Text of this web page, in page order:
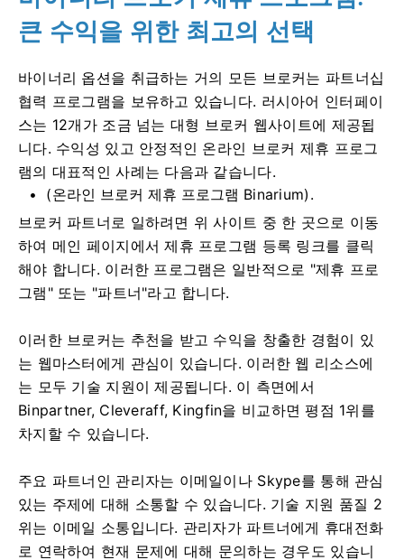
큰 수익을 위한 최고의 선택
바이너리 옵션을 취급하는 거의 모든 브로커는 파트너십
협력 프로그램을 보유하고 있습니다. 러시아어 인터페이
스는 12개가 조금 넘는 대형 브로커 웹사이트에 제공됩
니다. 수익성 있고 안정적인 온라인 브로커 제휴 프로그
램의 대표적인 사례는 다음과 같습니다.
(온라인 브로커 제휴 프로그램 Binarium).
브로커 파트너로 일하려면 위 사이트 중 한 곳으로 이동
하여 메인 페이지에서 제휴 프로그램 등록 링크를 클릭
해야 합니다. 이러한 프로그램은 일반적으로 "제휴 프로
그램" 또는 "파트너"라고 합니다.
이러한 브로커는 추천을 받고 수익을 창출한 경험이 있
는 웹마스터에게 관심이 있습니다. 이러한 웹 리소스에
는 모두 기술 지원이 제공됩니다. 이 측면에서
Binpartner, Сleveraff, Kingfin을 비교하면 평점 1위를
차지할 수 있습니다.
주요 파트너인 관리자는 이메일이나 Skype를 통해 관심
있는 주제에 대해 소통할 수 있습니다. 기술 지원 품질 2
위는 이메일 소통입니다. 관리자가 파트너에게 휴대전화
로 연락하여 현재 문제에 대해 문의하는 경우도 있습니